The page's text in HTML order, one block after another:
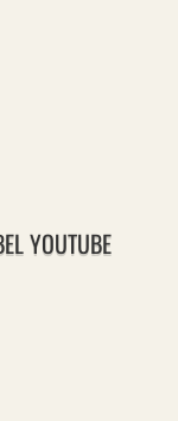
YOUTUBE